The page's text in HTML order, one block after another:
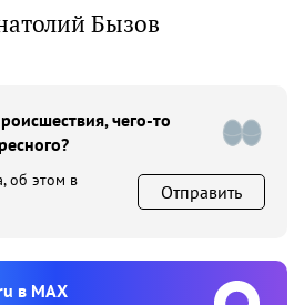
Бызов
чего-то
об этом в
Отправить
в MAX